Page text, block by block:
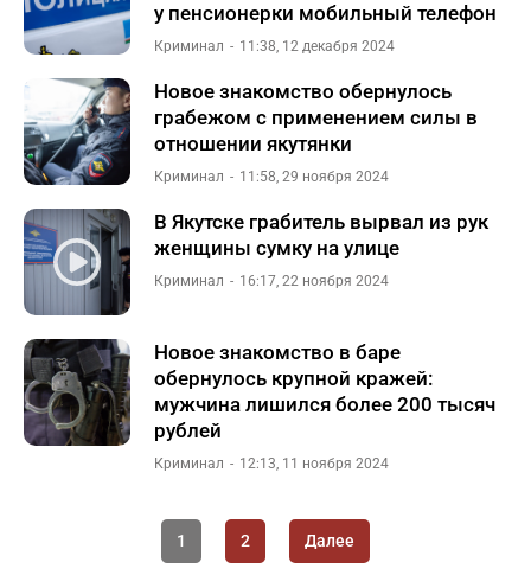
у пенсионерки мобильный телефон
Криминал 11:38, 12 декабря 2024
Новое знакомство обернулось
грабежом с применением силы в
отношении якутянки
Криминал 11:58, 29 ноября 2024
В Якутске грабитель вырвал из рук
женщины сумку на улице
Криминал 16:17, 22 ноября 2024
Новое знакомство в баре
обернулось крупной кражей:
мужчина лишился более 200 тысяч
рублей
Криминал 12:13, 11 ноября 2024
1 2 Далее